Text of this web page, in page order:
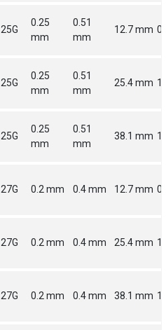
25G
0.25
mm
0.51
mm
12.7 mm
25G
0.25
mm
0.51
mm
25.4 mm 1
25G
0.25
mm
0.51
mm
38.1 mm
27G 0.2 mm 0.4 mm 12.7 mm
27G 0.2 mm 0.4 mm 25.4 mm 1
27G 0.2 mm 0.4 mm 38.1 mm